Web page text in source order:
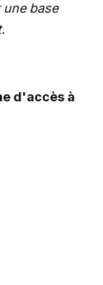
base
d'accès à